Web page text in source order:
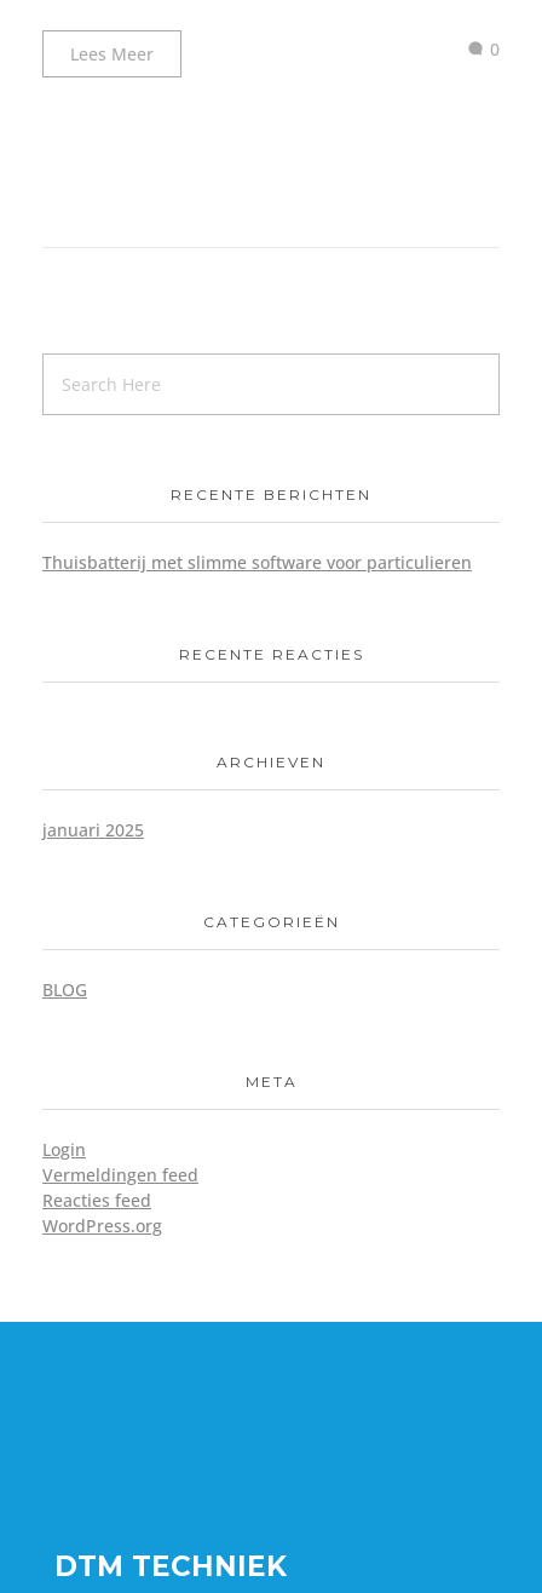
Lees Meer 0
RECENTE BERICHTEN
Thuisbatterij met slimme software voor particulieren
RECENTE REACTIES
ARCHIEVEN
januari 2025
CATEGORIEËN
BLOG
META
Login
Vermeldingen feed
Reacties feed
WordPress.org
DTM TECHNIEK